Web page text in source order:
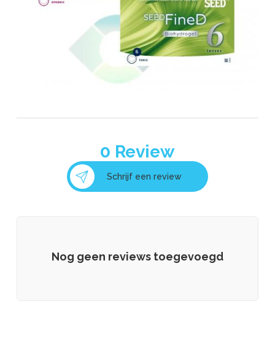
0 Review
Schrijf een review
Nog geen reviews toegevoegd